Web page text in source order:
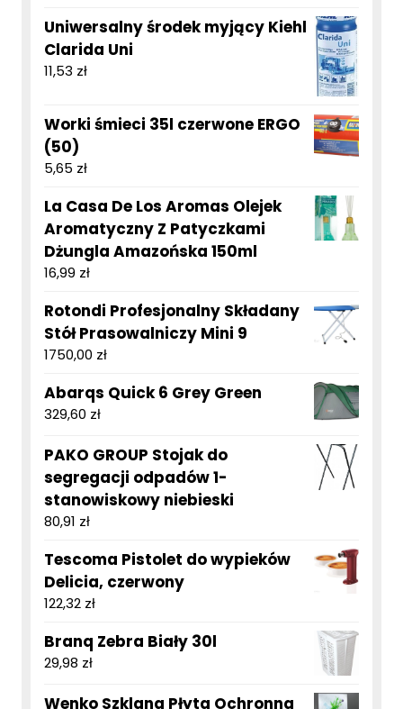
Uniwersalny środek myjący Kiehl
Clarida Uni
11,53 zł
Worki śmieci 35l czerwone ERGO
(50)
5,65 zł
La Casa De Los Aromas Olejek
Aromatyczny Z Patyczkami
Dżungla Amazońska 150ml
16,99 zł
Rotondi Profesjonalny Składany
Stół Prasowalniczy Mini 9
1750,00 zł
Abarqs Quick 6 Grey Green
329,60 zł
PAKO GROUP Stojak do
segregacji odpadów 1-
stanowiskowy niebieski
80,91 zł
Tescoma Pistolet do wypieków
Delicia, czerwony
122,32 zł
Branq Zebra Biały 30l
29,98 zł
Wenko Szklana Płyta Ochronna